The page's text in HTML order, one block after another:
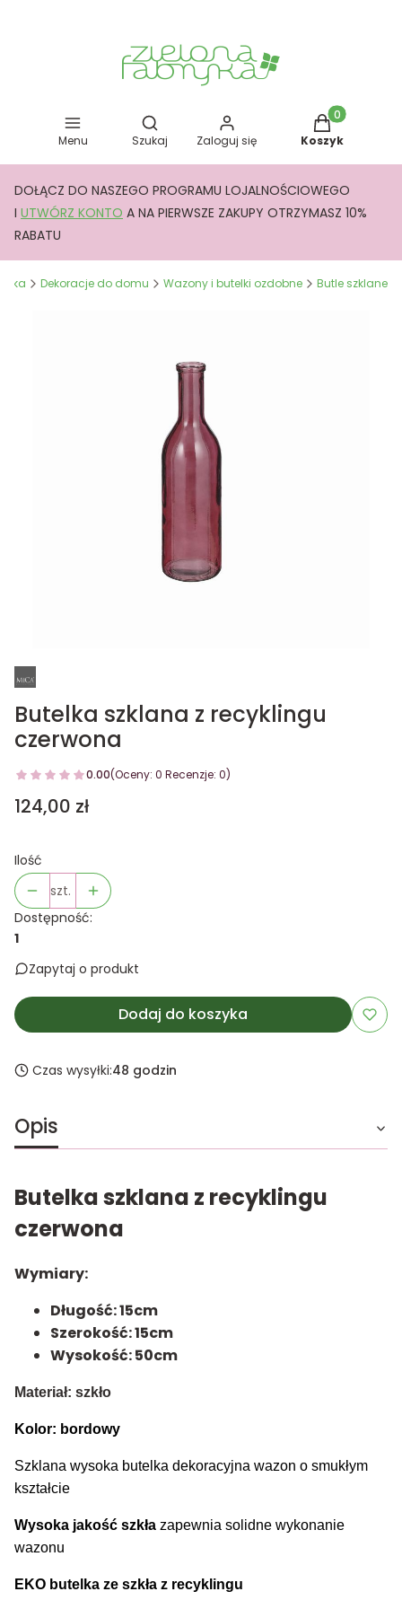
Menu
Otwórz wyszukiwarkę
Szukaj Zaloguj się
Produkty w
Koszyk
DOŁĄCZ DO NASZEGO PROGRAMU LOJALNOŚCIOWEGO
I UTWÓRZ KONTO A NA PIERWSZE ZAKUPY OTRZYMASZ 10%
RABATU
Dekoracje do domu Wazony i butelki ozdobne Butle szklane
Butelka szklana z recyklingu
czerwona
0.00(Oceny: 0 Recenzje: 0)
Cena
124,00 zł
Ilość
szt.
Dostępność:
1
Zapytaj o produkt
Dodaj do koszyka
Czas wysyłki:48 godzin
Opis
Butelka szklana z recyklingu
czerwona
Wymiary:
Długość: 15cm
Szerokość: 15cm
Wysokość: 50cm
Materiał: szkło
Kolor: bordowy
Szklana wysoka butelka dekoracyjna wazon o smukłym
kształcie
Wysoka jakość szkła zapewnia solidne wykonanie
wazonu
EKO butelka ze szkła z recyklingu